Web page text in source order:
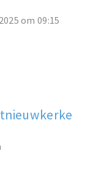
om 09:15